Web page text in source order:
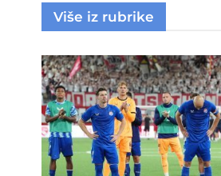
Više iz rubrike